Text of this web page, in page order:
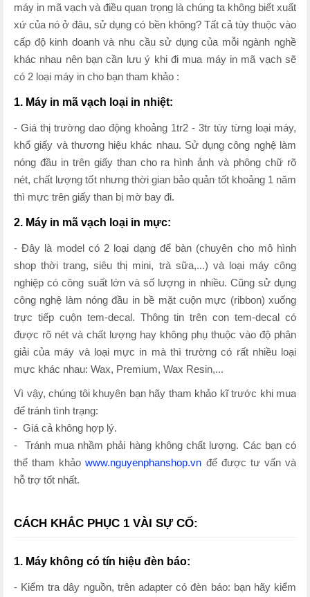
máy in mã vạch và điều quan trọng là chúng ta không biết xuất
xứ của nó ở đâu, sử dụng có bền không? Tất cả tùy thuộc vào
cấp độ kinh doanh và nhu cầu sử dụng của mỗi ngành nghề
khác nhau nên bạn cần lưu ý khi đi mua máy in mã vạch sẽ
có 2 loại máy in cho bạn tham khảo :
1. Máy in mã vạch loại in nhiệt:
- Giá thị trường dao động khoảng 1tr2 - 3tr tùy từng loại máy,
khổ giấy và thương hiệu khác nhau. Sử dụng công nghệ làm
nóng đầu in trên giấy than cho ra hình ảnh và phông chữ rõ
nét, chất lượng tốt nhưng thời gian bảo quản tốt khoảng 1 năm
thì mực trên giấy than bị mờ bay đi.
2. Máy in mã vạch loại in mực:
- Đây là model có 2 loại dạng để bàn (chuyên cho mô hình
shop thời trang, siêu thị mini, trà sữa,...) và loại máy công
nghiệp có công suất lớn và số lượng in nhiều. Cũng sử dụng
công nghệ làm nóng đầu in bề mặt cuộn mực (ribbon) xuống
trực tiếp cuộn tem-decal. Thông tin trên con tem-decal có
được rõ nét và chất lượng hay không phụ thuộc vào độ phân
giải của máy và loại mực in mà thì trường có rất nhiều loại
mực khác nhau: Wax, Premium, Wax Resin,...
Vì vậy, chúng tôi khuyên bạn hãy tham khảo kĩ trước khi mua
để tránh tình trạng:
- Giá cả không hợp lý.
- Tránh mua nhầm phải hàng không chất lượng. Các bạn có
thể tham khảowww.nguyenphanshop.vn để được tư vấn và
hỗ trợ tốt nhất.
CÁCH KHẮC PHỤC 1 VÀI SỰ CỐ:
1. Máy không có tín hiệu đèn báo:
- Kiểm tra dây nguồn, trên adapter có đèn báo: bạn hãy kiểm